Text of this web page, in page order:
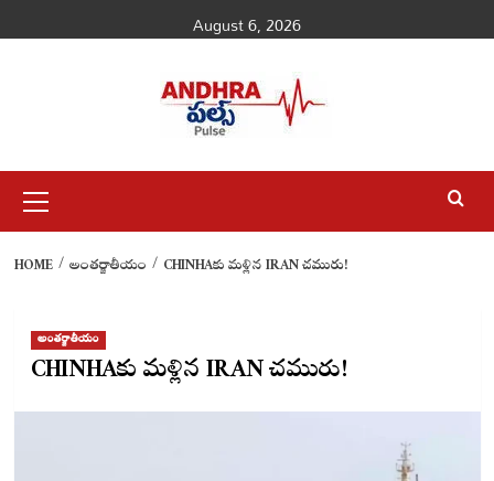
to
August 6, 2026
Menu
HOME అంతర్జాతీయం CHINHAకు మళ్లిన IRAN చమురు!
అంతర్జాతీయం
CHINHAకు మళ్లిన IRAN చమురు!